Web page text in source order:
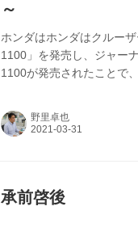
～
ホンダはホンダはクルー
1100」を発売し、ジャー
1100が発売されたことで
野里卓也
承前啓後